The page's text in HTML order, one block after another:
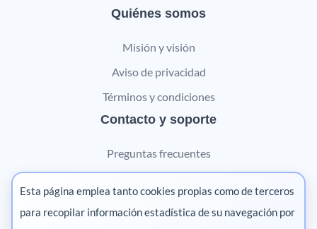
Quiénes somos
Misión y visión
Aviso de privacidad
Términos y condiciones
Contacto y soporte
Preguntas frecuentes
Contáctanos
Marketing digital
Esta página emplea tanto cookies propias como de terceros
para recopilar información estadística de su navegación por